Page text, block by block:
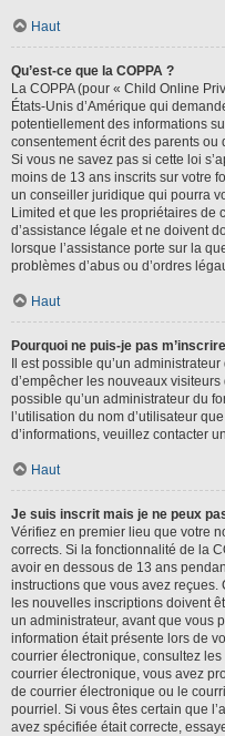
Haut
Qu’est-ce que la COPPA ?
La COPPA (pour « Child Online
États-Unis d’Amérique qui
potentiellement des informations
consentement écrit des parents ou
Si vous ne savez pas si cette loi
moins de 13 ans inscrits sur votre
un conseiller juridique qui pourra
Limited et que les propriétaires de
d’assistance légale et ne doivent
lorsque l’assistance porte sur la
problèmes d’abus ou d’ordres
Haut
Pourquoi ne puis-je pas
Il est possible qu’un
d’empêcher les nouveaux
possible qu’un administrateur du
l’utilisation du nom d’utilisateur
d’informations, veuillez contacter
Haut
Je suis inscrit mais je ne peux
Vérifiez en premier lieu que votre
corrects. Si la fonctionnalité de la
avoir en dessous de 13 ans
instructions que vous avez
les nouvelles inscriptions doivent
un administrateur, avant que vous
information était présente lors de
courrier électronique, consultez
courrier électronique, vous avez
de courrier électronique ou le
pourriel. Si vous êtes certain que
avez spécifiée était correcte,